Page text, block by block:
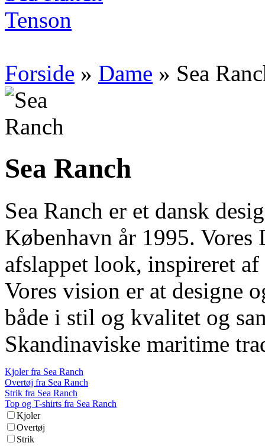
Tenson
Forside » Dame » Sea
Sea Ranch
Sea Ranch er et dansk
København år 1995.
afslappet look, inspireret
Vores vision er at designe
både i stil og kvalitet og
Skandinaviske maritime
Kjoler fra Sea Ranch
Overtøj fra Sea Ranch
Strik fra Sea Ranch
Top og T-shirts fra Sea Ranch
Kjoler
Overtøj
Strik